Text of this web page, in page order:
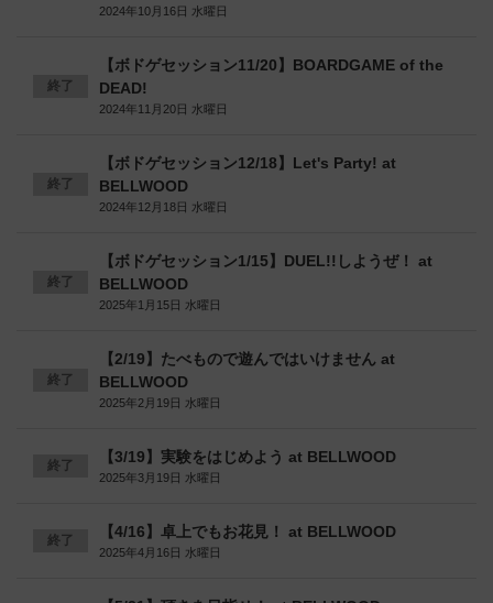
2024年10月16日 水曜日
終了
【ボドゲセッション11/20】BOARDGAME of the
DEAD!
2024年11月20日 水曜日
終了
【ボドゲセッション12/18】Let's Party! at
BELLWOOD
2024年12月18日 水曜日
終了
【ボドゲセッション1/15】DUEL!!しようぜ！ at
BELLWOOD
2025年1月15日 水曜日
終了
【2/19】たべもので遊んではいけません at
BELLWOOD
2025年2月19日 水曜日
終了 【3/19】実験をはじめよう at BELLWOOD
2025年3月19日 水曜日
終了 【4/16】卓上でもお花見！ at BELLWOOD
2025年4月16日 水曜日